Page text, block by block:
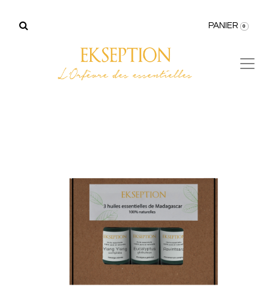
PANIER 0